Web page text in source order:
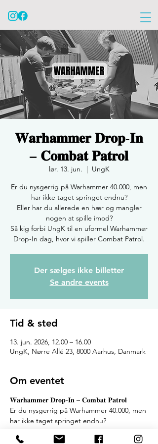
𝐖𝐚𝐫𝐡𝐚𝐦𝐦𝐞𝐫 𝐃𝐫𝐨𝐩-𝐈𝐧
– 𝐂𝐨𝐦𝐛𝐚𝐭 𝐏𝐚𝐭𝐫𝐨𝐥
lør. 13. jun.
  |
UngK
Er du nysgerrig på Warhammer 40.000, men
har ikke taget springet endnu?
Eller har du allerede en hær og mangler
nogen at spille imod?
Så kig forbi UngK til en uformel Warhammer
Drop-In dag, hvor vi spiller Combat Patrol.
Der sælges ikke billetter
Se andre events
Tid & sted
13. jun. 2026, 12.00 – 16.00
UngK, Nørre Allé 23, 8000 Aarhus, Danmark
Om eventet
𝐖𝐚𝐫𝐡𝐚𝐦𝐦𝐞𝐫 𝐃𝐫𝐨𝐩-𝐈𝐧 – 𝐂𝐨𝐦𝐛𝐚𝐭 𝐏𝐚𝐭𝐫𝐨𝐥
Er du nysgerrig på Warhammer 40.000, men
har ikke taget springet endnu?
Eller har du allerede en hær og mangler